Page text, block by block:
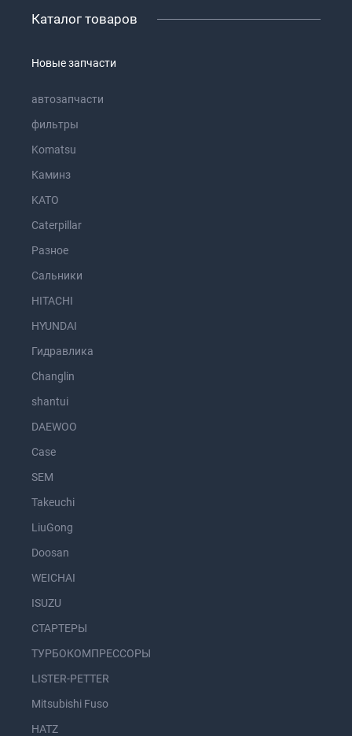
Каталог товаров
Новые запчасти
автозапчасти
фильтры
Komatsu
Каминз
KATO
Caterpillar
Разное
Сальники
HITACHI
HYUNDAI
Гидравлика
Changlin
shantui
DAEWOO
Case
SEM
Takeuchi
LiuGong
Doosan
WEICHAI
ISUZU
СТАРТЕРЫ
ТУРБОКОМПРЕССОРЫ
LISTER-PETTER
Mitsubishi Fuso
HATZ